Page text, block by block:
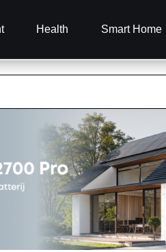
Health Smart Home